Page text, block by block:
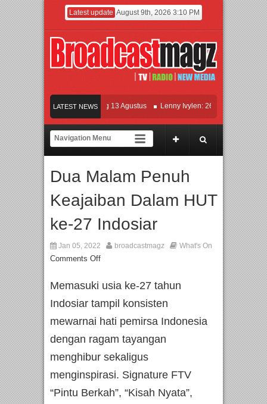
Latest update August 9th, 2026 3:10 PM
LATEST NEWS
MEJIK Siap Tayang 13 Agustus Lenny Ivylen: 26 Tahun Jaga
Universitas Agung Podomoro Jalin Kerja Sama Pendidikan dan Riset untuk
Dua Malam Penuh
Keajaiban Dalam HUT
ke-27 Indosiar
Jan 05, 2022 broadcastmagz What's On
Comments Off
Memasuki usia ke-27 tahun
Indosiar tampil konsisten
mewarnai hati pemirsa Indonesia
dengan ragam tayangan
menghibur sekaligus
menginspirasi. Signature FTV
“Pintu Berkah”, “Kisah Nyata”,